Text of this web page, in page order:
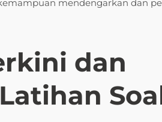
mendengarkan dan
dan